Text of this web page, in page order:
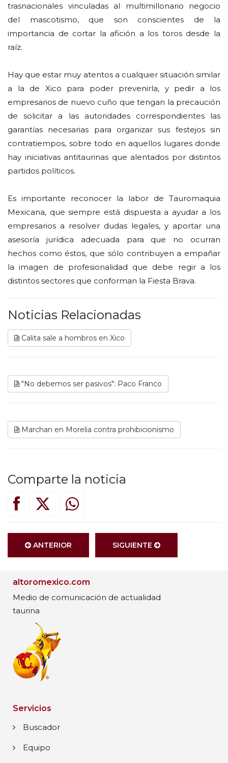
trasnacionales vinculadas al multimillonario negocio
del mascotismo, que son conscientes de la
importancia de cortar la afición a los toros desde la
raíz.
Hay que estar muy atentos a cualquier situación similar
a la de Xico para poder prevenirla, y pedir a los
empresarios de nuevo cuño que tengan la precaución
de solicitar a las autoridades correspondientes las
garantías necesarias para organizar sus festejos sin
contratiempos, sobre todo en aquellos lugares donde
hay iniciativas antitaurinas que alentados por distintos
partidos políticos.
Es importante reconocer la labor de Tauromaquia
Mexicana, que siempre está dispuesta a ayudar a los
empresarios a resolver dudas legales, y aportar una
asesoría jurídica adecuada para que no ocurran
hechos como éstos, que sólo contribuyen a empañar
la imagen de profesionalidad que debe regir a los
distintos sectores que conforman la Fiesta Brava.
Noticias Relacionadas
Calita sale a hombros en Xico
"No debemos ser pasivos": Paco Franco
Marchan en Morelia contra prohibicionismo
Comparte la noticia
ANTERIOR SIGUIENTE
altoromexico.com
Medio de comunicación de actualidad
taurina
Servicios
Buscador
Equipo